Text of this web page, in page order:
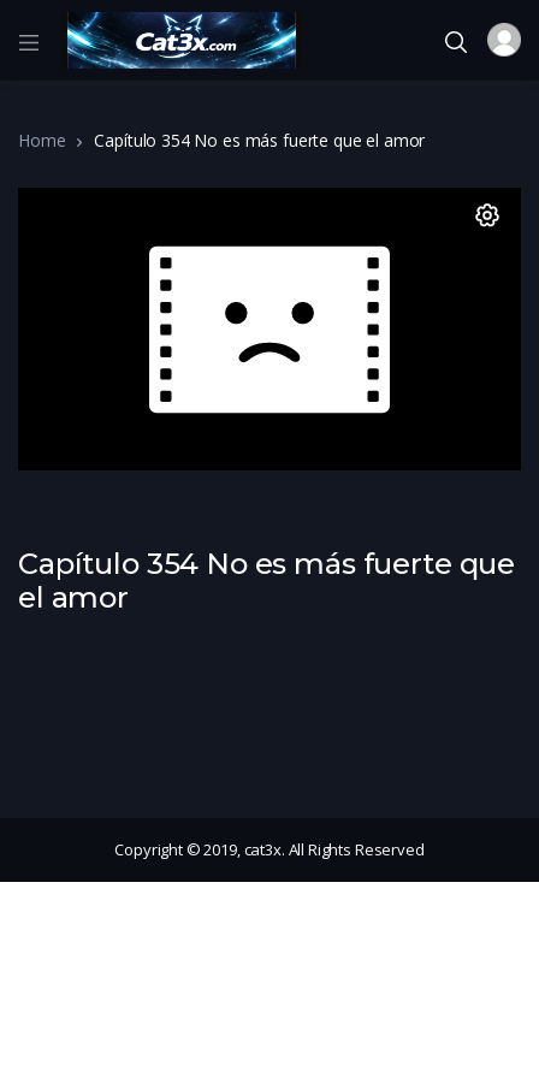
Home Capítulo 354 No es más fuerte que el amor
Capítulo 354 No es más fuerte que
el amor
Copyright © 2019, cat3x. All Rights Reserved